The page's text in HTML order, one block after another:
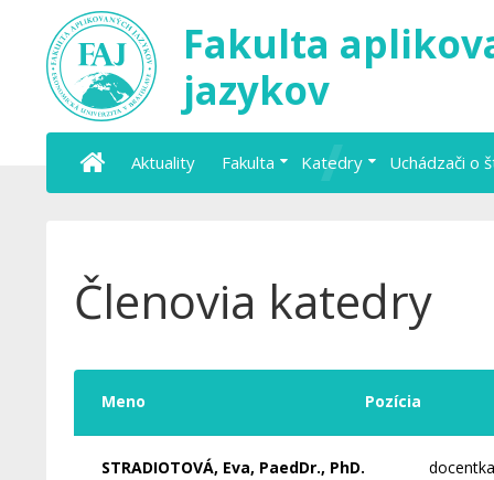
Fakulta
jazykov
Aktuality Fakulta Katedry Uchádzači o
Členovia katedry
Meno Pozícia
STRADIOTOVÁ, Eva, PaedDr., PhD.